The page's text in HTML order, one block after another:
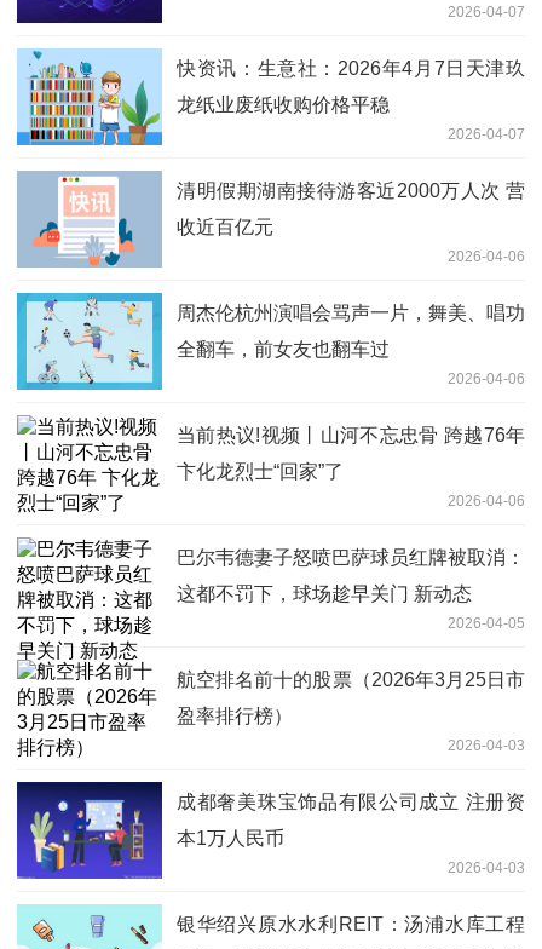
2026-04-07
快资讯：生意社：2026年4月7日天津玖
龙纸业废纸收购价格平稳
2026-04-07
清明假期湖南接待游客近2000万人次 营
收近百亿元
2026-04-06
周杰伦杭州演唱会骂声一片，舞美、唱功
全翻车，前女友也翻车过
2026-04-06
当前热议!视频丨山河不忘忠骨 跨越76年
卞化龙烈士“回家”了
2026-04-06
巴尔韦德妻子怒喷巴萨球员红牌被取消：
这都不罚下，球场趁早关门 新动态
2026-04-05
航空排名前十的股票（2026年3月25日市
盈率排行榜）
2026-04-03
成都奢美珠宝饰品有限公司成立 注册资
本1万人民币
2026-04-03
银华绍兴原水水利REIT：汤浦水库工程